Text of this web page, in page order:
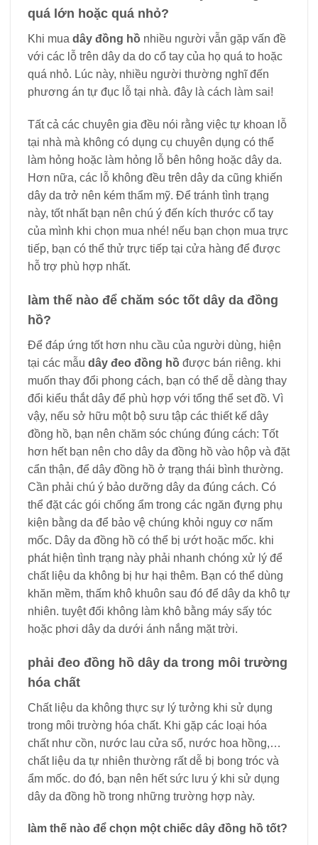
quá lớn hoặc quá nhỏ?
Khi mua dây đồng hồ nhiều người vẫn gặp vấn đề
với các lỗ trên dây da do cổ tay của họ quá to hoặc
quá nhỏ. Lúc này, nhiều người thường nghĩ đến
phương án tự đục lỗ tại nhà. đây là cách làm sai!
Tất cả các chuyên gia đều nói rằng việc tự khoan lỗ
tại nhà mà không có dụng cụ chuyên dụng có thể
làm hỏng hoặc làm hỏng lỗ bên hông hoặc dây da.
Hơn nữa, các lỗ không đều trên dây da cũng khiến
dây da trở nên kém thẩm mỹ. Để tránh tình trạng
này, tốt nhất bạn nên chú ý đến kích thước cổ tay
của mình khi chọn mua nhé! nếu bạn chọn mua trực
tiếp, bạn có thể thử trực tiếp tại cửa hàng để được
hỗ trợ phù hợp nhất.
làm thế nào để chăm sóc tốt dây da đồng
hồ?
Để đáp ứng tốt hơn nhu cầu của người dùng, hiện
tại các mẫu dây đeo đồng hồ được bán riêng. khi
muốn thay đổi phong cách, bạn có thể dễ dàng thay
đổi kiểu thắt dây để phù hợp với tổng thể set đồ. Vì
vậy, nếu sở hữu một bộ sưu tập các thiết kế dây
đồng hồ, bạn nên chăm sóc chúng đúng cách: Tốt
hơn hết bạn nên cho dây da đồng hồ vào hộp và đặt
cẩn thận, để dây đồng hồ ở trạng thái bình thường.
Cần phải chú ý bảo dưỡng dây da đúng cách. Có
thể đặt các gói chống ẩm trong các ngăn đựng phụ
kiện bằng da để bảo vệ chúng khỏi nguy cơ nấm
mốc. Dây da đồng hồ có thể bị ướt hoặc mốc. khi
phát hiện tình trạng này phải nhanh chóng xử lý để
chất liệu da không bị hư hại thêm. Bạn có thể dùng
khăn mềm, thấm khô khuôn sau đó để dây da khô tự
nhiên. tuyệt đối không làm khô bằng máy sấy tóc
hoặc phơi dây da dưới ánh nắng mặt trời.
phải đeo đồng hồ dây da trong môi trường
hóa chất
Chất liệu da không thực sự lý tưởng khi sử dụng
trong môi trường hóa chất. Khi gặp các loại hóa
chất như cồn, nước lau cửa sổ, nước hoa hồng,…
chất liệu da tự nhiên thường rất dễ bị bong tróc và
ẩm mốc. do đó, bạn nên hết sức lưu ý khi sử dụng
dây da đồng hồ trong những trường hợp này.
làm thế nào để chọn một chiếc dây đồng hồ tốt?